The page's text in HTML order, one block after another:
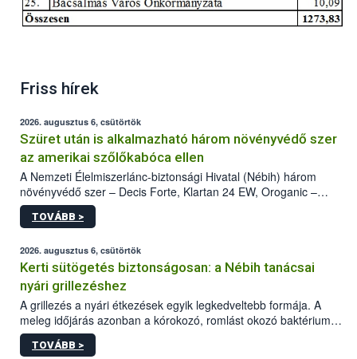
Friss hírek
2026. augusztus 6, csütörtök
Szüret után is alkalmazható három növényvédő szer
az amerikai szőlőkabóca ellen
A Nemzeti Élelmiszerlánc-biztonsági Hivatal (Nébih) három
növényvédő szer – Decis Forte, Klartan 24 EW, Oroganic –
engedélyokiratát módosította, így azok a szüretet követően,
egészen a vesszőérettség (BBCH 91) stádiumáig
érésű szőlőkben is legyen lehetőség a károsító elleni további
védekezésre. Az Oroganic készítmény kis kiszerelésben kiskerti
felhasználók számára is elérhető és ökológiai termesztésben is
engedélyezett.
TOVÁBB >
2026. augusztus 6, csütörtök
Kerti sütögetés biztonságosan: a Nébih tanácsai
nyári grillezéshez
A grillezés a nyári étkezések egyik legkedveltebb formája. A
meleg időjárás azonban a kórokozó, romlást okozó baktériumok
gyorsabb szaporodásának is kedvez. A szabadtéri sütögetés
ezért nem csupán a megfelelő sütési technikáról szól: legalább
TOVÁBB >